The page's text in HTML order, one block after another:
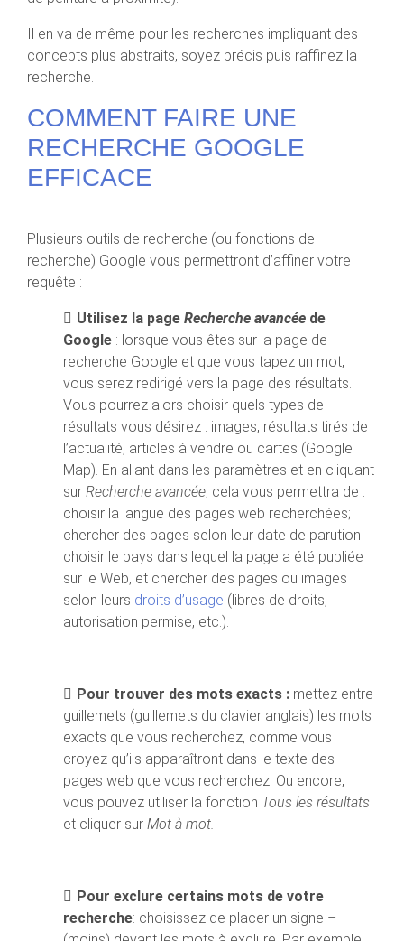
Il en va de même pour les recherches impliquant des
concepts plus abstraits, soyez précis puis raffinez la
recherche.
COMMENT FAIRE UNE
RECHERCHE GOOGLE
EFFICACE
Plusieurs outils de recherche (ou fonctions de
recherche) Google vous permettront d’affiner votre
requête :
Utilisez la page Recherche avancée de
Google : lorsque vous êtes sur la page de
recherche Google et que vous tapez un mot,
vous serez redirigé vers la page des résultats.
Vous pourrez alors choisir quels types de
résultats vous désirez : images, résultats tirés de
l’actualité, articles à vendre ou cartes (Google
Map). En allant dans les paramètres et en cliquant
sur Recherche avancée, cela vous permettra de :
choisir la langue des pages web recherchées;
chercher des pages selon leur date de parution
choisir le pays dans lequel la page a été publiée
sur le Web, et chercher des pages ou images
selon leurs droits d’usage (libres de droits,
autorisation permise, etc.).
Pour trouver des mots exacts : mettez entre
guillemets (guillemets du clavier anglais) les mots
exacts que vous recherchez, comme vous
croyez qu’ils apparaîtront dans le texte des
pages web que vous recherchez. Ou encore,
vous pouvez utiliser la fonction Tous les résultats
et cliquer sur Mot à mot.
Pour exclure certains mots de votre
recherche: choisissez de placer un signe –